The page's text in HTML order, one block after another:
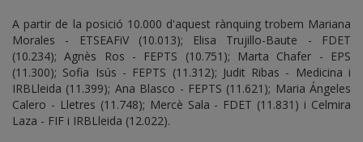
A partir de la posició 10.000 d'aquest rànquing trobem Mariana
Morales - ETSEAFiV (10.013); Elisa Trujillo-Baute - FDET
(10.234); Agnès Ros - FEPTS (10.751); Marta Chafer - EPS
(11.300); Sofia Isús - FEPTS (11.312); Judit Ribas - Medicina i
IRBLleida (11.399); Ana Blasco - FEPTS (11.621); Maria Ángeles
Calero - Lletres (11.748); Mercè Sala - FDET (11.831) i Celmira
Laza - FIF i IRBLleida (12.022).